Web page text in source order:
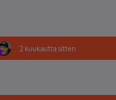
2 kuukautta sitten